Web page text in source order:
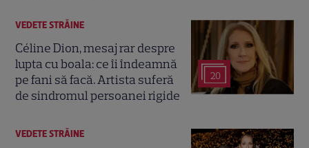
20
VEDETE STRĂINE
Céline Dion, mesaj rar despre
lupta cu boala: ce îi îndeamnă
pe fani să facă. Artista suferă
de sindromul persoanei rigide
VEDETE STRĂINE